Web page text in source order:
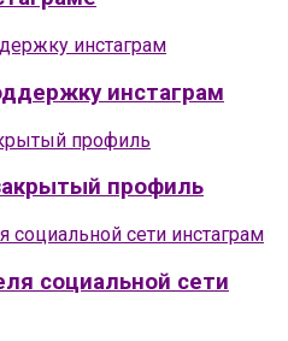
инстаграм
профиль
социальной сети